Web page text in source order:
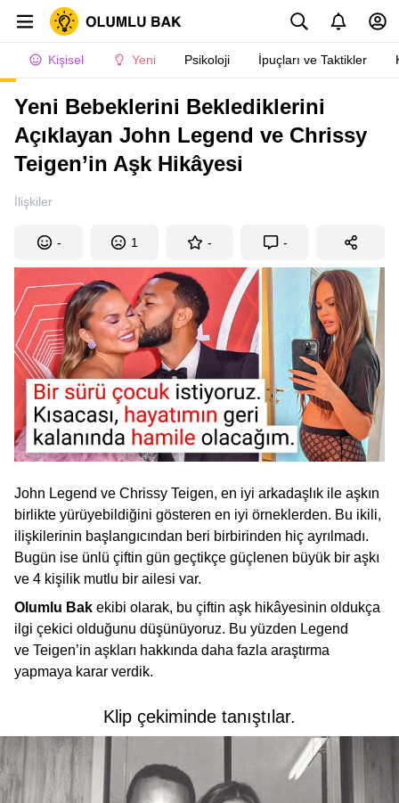
Kişisel Yeni Psikoloji İpuçları ve Taktikler
Yeni Bebeklerini Beklediklerini
Açıklayan John Legend ve Chrissy
Teigen’in Aşk Hikâyesi
İlişkiler
- 1 - -
John Legend ve Chrissy Teigen, en iyi arkadaşlık ile aşkın
birlikte yürüyebildiğini gösteren en iyi örneklerden. Bu ikili,
ilişkilerinin başlangıcından beri birbirinden hiç ayrılmadı.
Bugün ise ünlü çiftin gün geçtikçe güçlenen büyük bir aşkı
ve 4 kişilik mutlu bir ailesi var.
Olumlu Bak ekibi olarak, bu çiftin aşk hikâyesinin oldukça
ilgi çekici olduğunu düşünüyoruz. Bu yüzden Legend
ve Teigen’in aşkları hakkında daha fazla araştırma
yapmaya karar verdik.
Klip çekiminde tanıştılar.